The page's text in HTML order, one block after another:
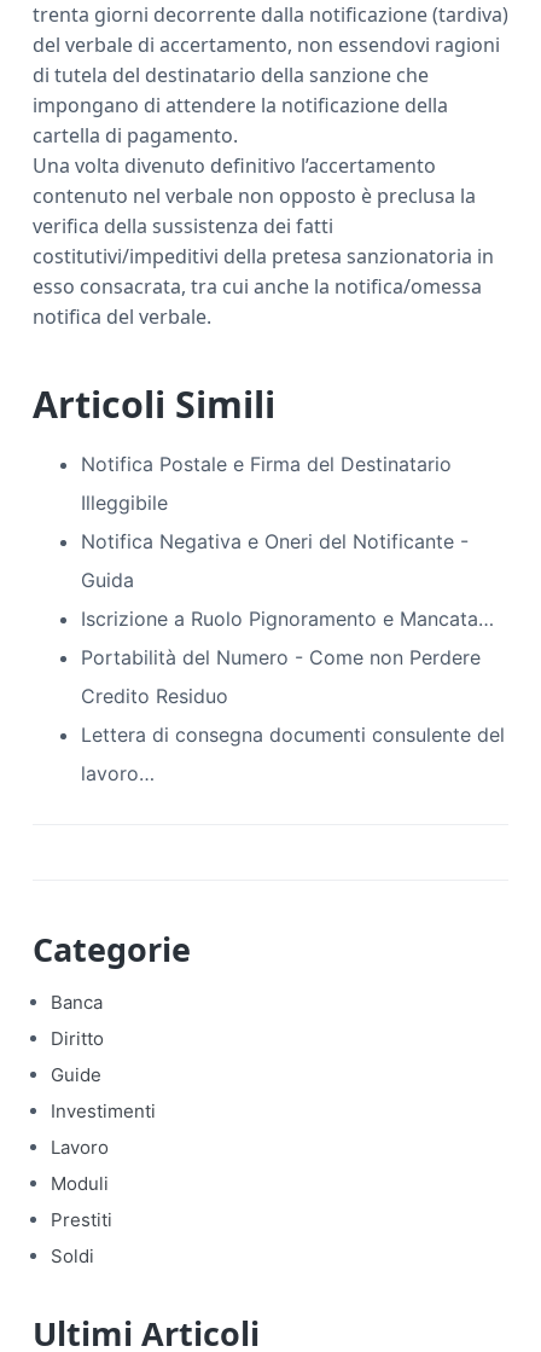
trenta giorni decorrente dalla notificazione (tardiva)
del verbale di accertamento, non essendovi ragioni
di tutela del destinatario della sanzione che
impongano di attendere la notificazione della
cartella di pagamento.
Una volta divenuto definitivo l’accertamento
contenuto nel verbale non opposto è preclusa la
verifica della sussistenza dei fatti
costitutivi/impeditivi della pretesa sanzionatoria in
esso consacrata, tra cui anche la notifica/omessa
notifica del verbale.
Articoli Simili
Notifica Postale e Firma del Destinatario
Illeggibile
Notifica Negativa e Oneri del Notificante -
Guida
Iscrizione a Ruolo Pignoramento e Mancata…
Portabilità del Numero - Come non Perdere
Credito Residuo
Lettera di consegna documenti consulente del
lavoro​…
Categorie
Banca
Diritto
Guide
Investimenti
Lavoro
Moduli
Prestiti
Soldi
Ultimi Articoli